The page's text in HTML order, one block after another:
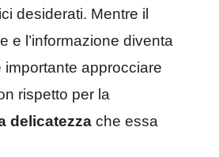
desiderati. Mentre il
e l’informazione diventa
approcciare
rispetto per la
delicatezza che essa